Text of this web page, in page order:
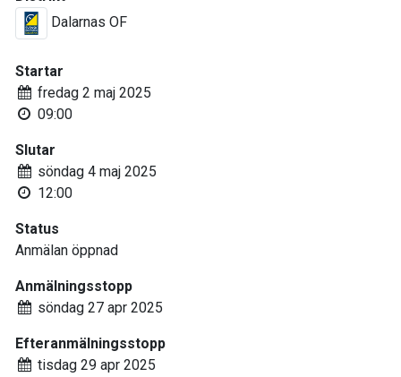
Dalarnas OF
Startar
fredag 2 maj 2025
09:00
Slutar
söndag 4 maj 2025
12:00
Status
Anmälan öppnad
Anmälningsstopp
söndag 27 apr 2025
Efteranmälningsstopp
tisdag 29 apr 2025